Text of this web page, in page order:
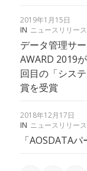
2019年1月15日
IN ニュースリリース
データ管理サ
AWARD 2019
回目の「シス
賞を受賞
2018年12月17日
IN ニュースリリース
「AOSDATA